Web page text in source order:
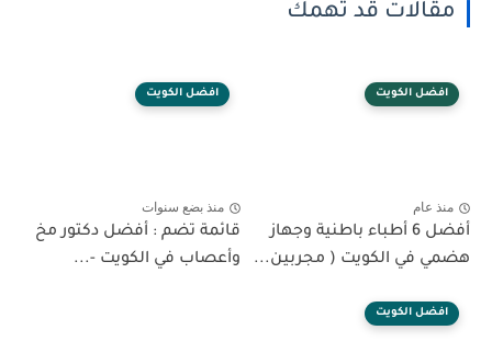
مقالات قد تهمك
افضل الكويت
منذ عام
أفضل 6 أطباء باطنية وجهاز
هضمي في الكويت ( مجربين...
افضل الكويت
منذ بضع سنوات
قائمة تضم : أفضل دكتور مخ
وأعصاب في الكويت -...
افضل الكويت